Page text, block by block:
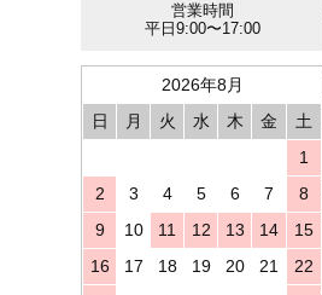
営業時間
平日9:00〜17:00
2026年8月
日
月 火 水 木 金
土
1
2
3 4 5 6 7
8
9
10 11 12 13 14
15
16
17 18 19 20 21
22